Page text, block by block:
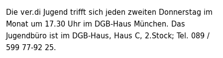
Die ver.di Jugend trifft sich jeden zweiten Donnerstag im
Monat um 17.30 Uhr im DGB-Haus München. Das
Jugendbüro ist im DGB-Haus, Haus C, 2.Stock; Tel. 089 /
599 77-92 25.